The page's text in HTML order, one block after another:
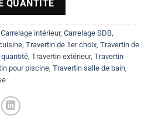
QUANTITÉ
Carrelage intérieur, Carrelage SDB,
, Travertin de 1er choix, Travertin de
, Travertin extérieur, Travertin
pour piscine, Travertin salle de bain,